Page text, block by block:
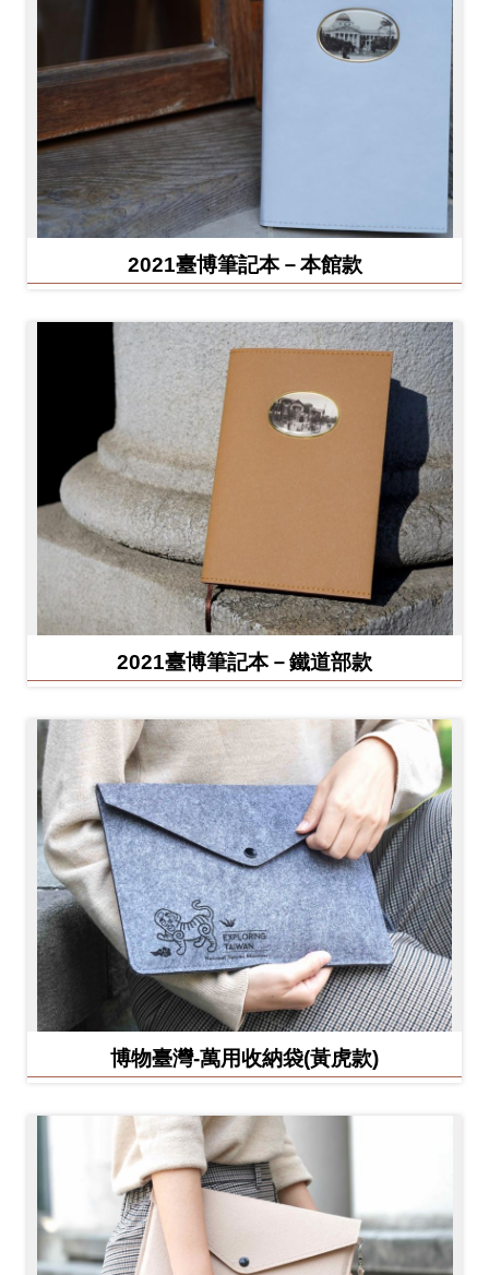
2021臺博筆記本－本館款
2021臺博筆記本－鐵道部款
博物臺灣-萬用收納袋(黃虎款)